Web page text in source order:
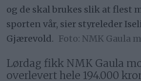
og de skal brukes slik at flest
sporten vår, sier styreleder
Gjærevold.
NMK Gaula
Lørdag fikk NMK Gaula
overlevert hele 194.000